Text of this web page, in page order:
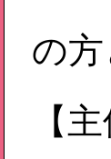
の
【